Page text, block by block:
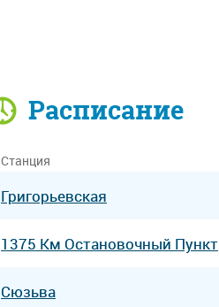
Расписание
Станция
Григорьевская
1375 Км Остановочный Пункт
Сюзьва